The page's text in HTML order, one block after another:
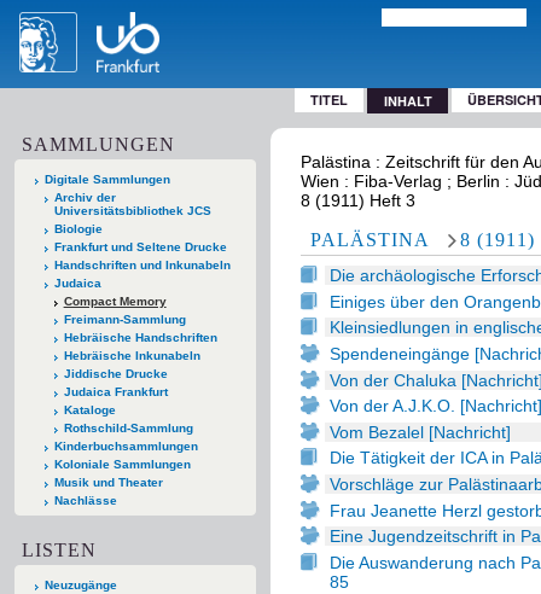
TITEL INHALT
SAMMLUNGEN
Digitale Sammlungen
Archiv der
Universitätsbibliothek JCS
Biologie
Frankfurt und Seltene Drucke
Handschriften und Inkunabeln
Judaica
Compact Memory
Freimann-Sammlung
Hebräische Handschriften
Hebräische Inkunabeln
Jiddische Drucke
Judaica Frankfurt
Kataloge
Rothschild-Sammlung
Kinderbuchsammlungen
Koloniale Sammlungen
Musik und Theater
Nachlässe
LISTEN
Neuzugänge
Palästina : Zeitschrift für den
Wien : Fiba-Verlag ; Berlin :
8 (1911) Heft 3
PALÄSTINA 8 (1911)
Die archäologische
Einiges über den
Kleinsiedlungen in
Spendeneingänge
Von der Chaluka
Von der A.J.K.O. [Nachricht]
Vom Bezalel [Nachricht]
Die Tätigkeit der ICA in
Vorschläge zur
Frau Jeanette Herzl
Eine Jugendzeitschrift in
Die Auswanderung nach
85